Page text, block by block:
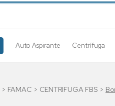
Auto Aspirante Centrífuga
FAMAC CENTRIFUGA FBS